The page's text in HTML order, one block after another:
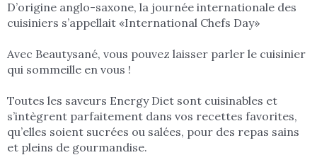
D’origine anglo-saxone, la journée internationale des
cuisiniers s’appellait «International Chefs Day»
Avec Beautysané, vous pouvez laisser parler le cuisinier
qui sommeille en vous !
Toutes les saveurs Energy Diet sont cuisinables et
s’intègrent parfaitement dans vos recettes favorites,
qu’elles soient sucrées ou salées, pour des repas sains
et pleins de gourmandise.